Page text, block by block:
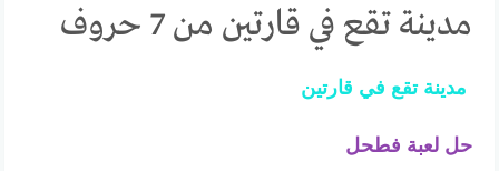
مدينة تقع في قارتين من 7 حروف
مدينة تقع في قارتين
حل لعبة فطحل